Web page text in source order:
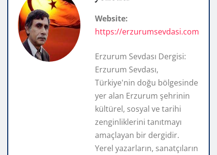
Website:
https://erzurumsevdasi.com
Erzurum Sevdası Dergisi:
Erzurum Sevdası,
Türkiye'nin doğu bölgesinde
yer alan Erzurum şehrinin
kültürel, sosyal ve tarihi
zenginliklerini tanıtmayı
amaçlayan bir dergidir.
Yerel yazarların, sanatçıların